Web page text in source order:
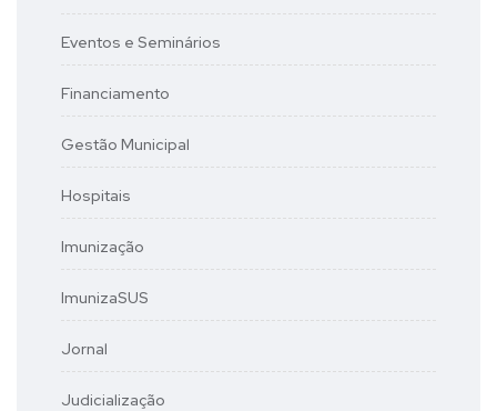
Eventos e Seminários
Financiamento
Gestão Municipal
Hospitais
Imunização
ImunizaSUS
Jornal
Judicialização